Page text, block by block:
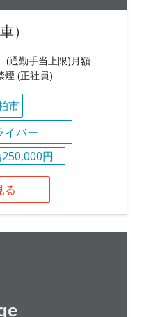
）
(通勤手当上限)月額
煙 (正社員)
市
イバー
円
る